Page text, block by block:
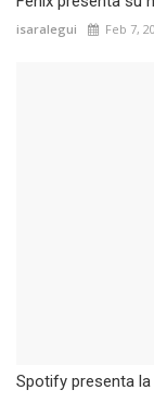
isaralegui Feb 7,
Spotify presenta la